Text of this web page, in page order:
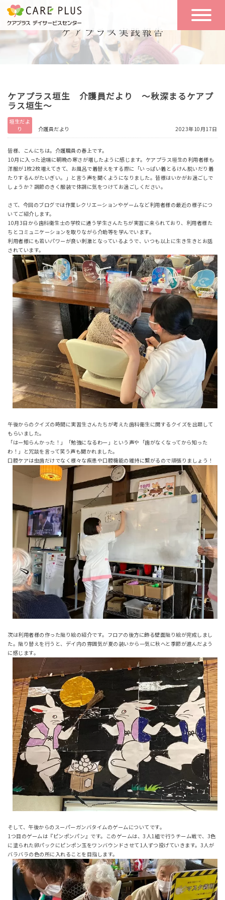
こんな方に
おすすめ
一日の流れ
一日体験
空き状況
実践報告
リクルート
お問い合わせ
ケアプラス垣生 介護員だより ～秋深まるケアプ
ラス垣生～
垣生だよ
り
介護員だより 2023年10月17日
皆様、こんにちは。介護職員の春上です。
10月に入った途端に朝晩の寒さが増したように感じます。ケアプラス垣生の利用者様も
洋服が1枚2枚増えてきて、お風呂で着替えをする際に「いっぱい着とるけん脱いだり着
たりするんがたいぎい。」と言う声を聞くようになりました。皆様はいかがお過ごしで
しょうか？調節のきく服装で体調に気をつけてお過ごしください。
さて、今回のブログでは作業レクリエーションやゲームなど利用者様の最近の様子につ
いてご紹介します。
10月3日から歯科衛生士の学校に通う学生さんたちが実習に来られており、利用者様た
ちとコミュニケーションを取りながら介助等を学んでいます。
利用者様にも若いパワーが良い刺激となっているようで、いつも以上に生き生きとお話
されています。
午後からのクイズの時間に実習生さんたちが考えた歯科衛生に関するクイズを出題して
もらいました。
「はー知らんかった！」「勉強になるわー」という声や「歯がなくなってから知った
わ！」と冗談を言って笑う声も聞かれました。
口腔ケアは虫歯だけでなく様々な疾患や口腔機能の維持に繋がるので頑張りましょう！
次は利用者様の作った貼り絵の紹介です。フロアの後方に飾る壁面貼り絵が完成しまし
た。貼り替えを行うと、デイ内の雰囲気が夏の装いから一気に秋へと季節が進んだよう
に感じます。
そして、午後からのスーパーガンバタイムのゲームについてです。
1つ目のゲームは『ピンポンパン』です。このゲームは、3人1組で行うチーム戦で、3色
に塗られた卵パックにピンポン玉をワンバウンドさせて1人ずつ投げていきます。3人が
バラバラの色の所に入れることを目指します。